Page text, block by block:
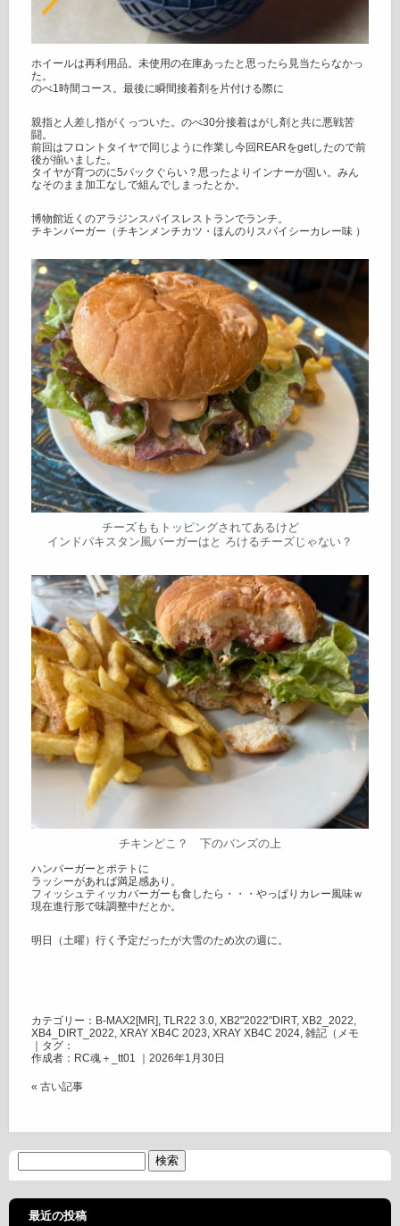
ホイールは再利用品。未使用の在庫あったと思ったら見当たらなかっ
た。
のべ1時間コース。最後に瞬間接着剤を片付ける際に
親指と人差し指がくっついた。のべ30分接着はがし剤と共に悪戦苦
闘。
前回はフロントタイヤで同じように作業し今回REARをgetしたので前
後が揃いました。
タイヤが育つのに5パックぐらい？思ったよりインナーが固い。みん
なそのまま加工なしで組んでしまったとか。
博物館近くのアラジンスパイスレストランでランチ。
チキンバーガー（チキンメンチカツ・ほんのりスパイシーカレー味 ）
チーズももトッピングされてあるけど
インドパキスタン風バーガーはと ろけるチーズじゃない？
チキンどこ？ 下のバンズの上
ハンバーガーとポテトに
ラッシーがあれば満足感あり。
フィッシュティッカバーガーも食したら・・・やっぱりカレー風味ｗ
現在進行形で味調整中だとか。
明日（土曜）行く予定だったが大雪のため次の週に。
カテゴリー： B-MAX2[MR], TLR22 3.0, XB2"2022"DIRT, XB2_2022,
XB4_DIRT_2022, XRAY XB4C 2023, XRAY XB4C 2024, 雑記（メモ
｜タグ：
作成者：RC魂＋_tt01 ｜2026年1月30日
« 古い記事
最近の投稿